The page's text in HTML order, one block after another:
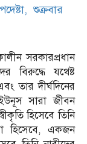
শুক্রবার
সরকারপ্রধান
বিরুদ্ধে যথেষ্ট
তার দীর্ঘদিনের
সারা জীবন
হিসেবে তিনি
হিসেবে, একজন